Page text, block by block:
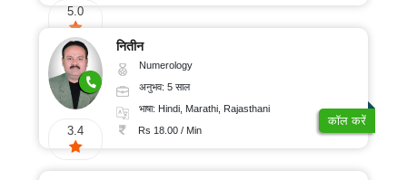
5.0
3.4
नितीन
Numerology
अनुभव: 5 साल
भाषा: Hindi, Marathi, Rajasthani
Rs 18.00 / Min
कॉल करें